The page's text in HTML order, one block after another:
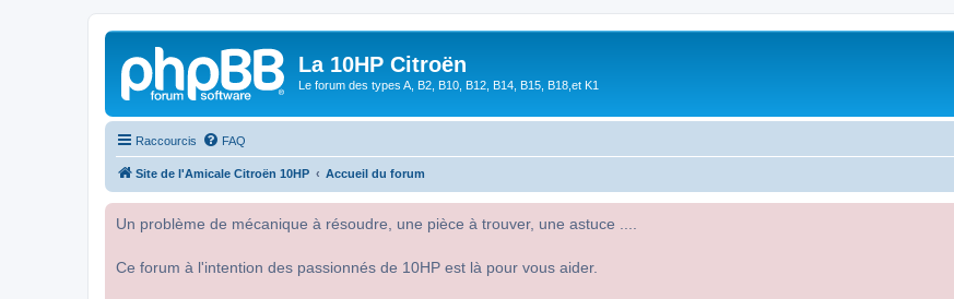
La 10HP Citroën
Le forum des types A, B2, B10, B12, B14, B15, B18,et K1
Raccourcis FAQ
Site de l'Amicale Citroën 10HP Accueil du forum
Un problème de mécanique à résoudre, une pièce à trouver, une astuce ....
Ce forum à l'intention des passionnés de 10HP est là pour vous aider.